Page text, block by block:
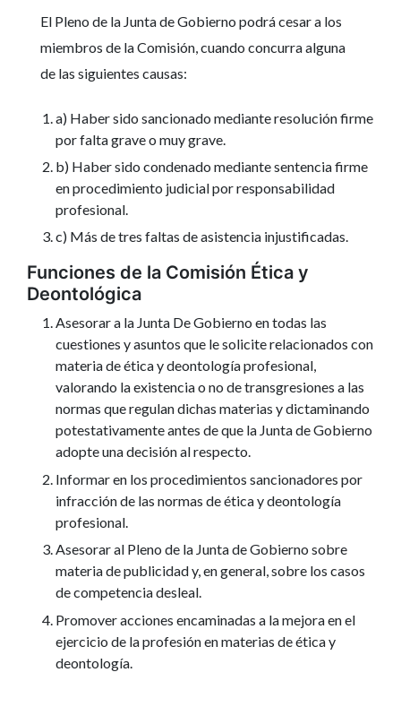
El Pleno de la Junta de Gobierno podrá cesar a los
miembros de la Comisión, cuando concurra alguna
de las siguientes causas:
a) Haber sido sancionado mediante resolución firme
por falta grave o muy grave.
b) Haber sido condenado mediante sentencia firme
en procedimiento judicial por responsabilidad
profesional.
c) Más de tres faltas de asistencia injustificadas.
Funciones de la Comisión Ética y
Deontológica
Asesorar a la Junta De Gobierno en todas las
cuestiones y asuntos que le solicite relacionados con
materia de ética y deontología profesional,
valorando la existencia o no de transgresiones a las
normas que regulan dichas materias y dictaminando
potestativamente antes de que la Junta de Gobierno
adopte una decisión al respecto.
Informar en los procedimientos sancionadores por
infracción de las normas de ética y deontología
profesional.
Asesorar al Pleno de la Junta de Gobierno sobre
materia de publicidad y, en general, sobre los casos
de competencia desleal.
Promover acciones encaminadas a la mejora en el
ejercicio de la profesión en materias de ética y
deontología.